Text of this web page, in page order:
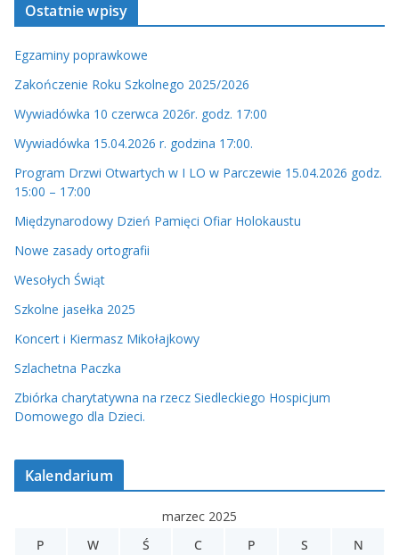
e
o
Ostatnie wpisy
Egzaminy poprawkowe
Zakończenie Roku Szkolnego 2025/2026
Wywiadówka 10 czerwca 2026r. godz. 17:00
Wywiadówka 15.04.2026 r. godzina 17:00.
Program Drzwi Otwartych w I LO w Parczewie 15.04.2026 godz.
15:00 – 17:00
Międzynarodowy Dzień Pamięci Ofiar Holokaustu
Nowe zasady ortografii
Wesołych Świąt
Szkolne jasełka 2025
Koncert i Kiermasz Mikołajkowy
Szlachetna Paczka
Zbiórka charytatywna na rzecz Siedleckiego Hospicjum
Domowego dla Dzieci.
Kalendarium
marzec 2025
P
W Ś C P S N